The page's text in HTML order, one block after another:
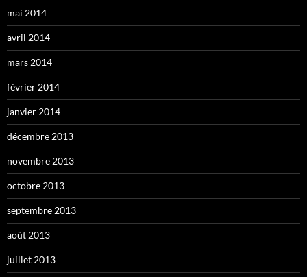
mai 2014
avril 2014
mars 2014
février 2014
janvier 2014
décembre 2013
novembre 2013
octobre 2013
septembre 2013
août 2013
juillet 2013